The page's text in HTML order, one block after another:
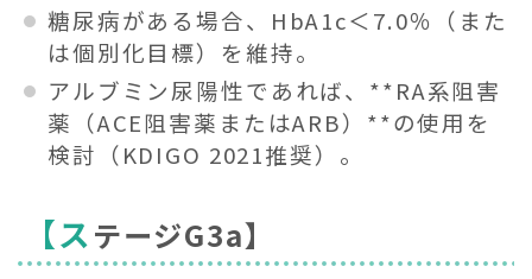
糖尿病がある場合、HbA1c＜7.0％（また
は個別化目標）を維持。
アルブミン尿陽性であれば、**RA系阻害
薬（ACE阻害薬またはARB）**の使用を
検討（KDIGO 2021推奨）。
【ステージG3a】